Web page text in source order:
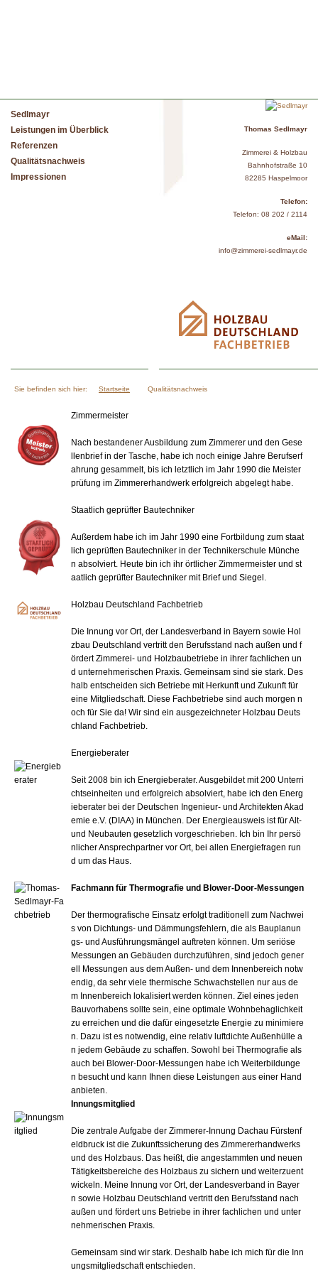
Sedlmayr
Leistungen im Überblick
Referenzen
Qualitätsnachweis
Impressionen
Sie befinden sich hier: Startseite Qualitätsnachweis
Zimmermeister
Nach bestandener Ausbildung zum Zimmerer und den Gese
llenbrief in der Tasche, habe ich noch einige Jahre Berufserf
ahrung gesammelt, bis ich letztlich im Jahr 1990 die Meister
prüfung im Zimmererhandwerk erfolgreich abgelegt habe.
Staatlich geprüfter Bautechniker
Außerdem habe ich im Jahr 1990 eine Fortbildung zum staat
lich geprüften Bautechniker in der Technikerschule Münche
n absolviert. Heute bin ich ihr örtlicher Zimmermeister und st
aatlich geprüfter Bautechniker mit Brief und Siegel.
Holzbau Deutschland Fachbetrieb
Die Innung vor Ort, der Landesverband in Bayern sowie Hol
zbau Deutschland vertritt den Berufsstand nach außen und f
ördert Zimmerei- und Holzbaubetriebe in ihrer fachlichen un
d unternehmerischen Praxis. Gemeinsam sind sie stark. Des
halb entscheiden sich Betriebe mit Herkunft und Zukunft für
eine Mitgliedschaft. Diese Fachbetriebe sind auch morgen n
och für Sie da! Wir sind ein ausgezeichneter Holzbau Deuts
chland Fachbetrieb.
Energieberater
Seit 2008 bin ich Energieberater. Ausgebildet mit 200 Unterri
chtseinheiten und erfolgreich absolviert, habe ich den Energ
ieberater bei der Deutschen Ingenieur- und Architekten Akad
emie e.V. (DIAA) in München. Der Energieausweis ist für Alt-
und Neubauten gesetzlich vorgeschrieben. Ich bin Ihr persö
nlicher Ansprechpartner vor Ort, bei allen Energiefragen run
d um das Haus.
Fachmann für Thermografie und Blower-Door-Messungen
Der thermografische Einsatz erfolgt traditionell zum Nachwei
s von Dichtungs- und Dämmungsfehlern, die als Bauplanun
gs- und Ausführungsmängel auftreten können. Um seriöse
Messungen an Gebäuden durchzuführen, sind jedoch gener
ell Messungen aus dem Außen- und dem Innenbereich notw
endig, da sehr viele thermische Schwachstellen nur aus de
m Innenbereich lokalisiert werden können. Ziel eines jeden
Bauvorhabens sollte sein, eine optimale Wohnbehaglichkeit
zu erreichen und die dafür eingesetzte Energie zu minimiere
n. Dazu ist es notwendig, eine relativ luftdichte Außenhülle a
n jedem Gebäude zu schaffen. Sowohl bei Thermografie als
auch bei Blower-Door-Messungen habe ich Weiterbildunge
n besucht und kann Ihnen diese Leistungen aus einer Hand
anbieten.
Innungsmitglied
Die zentrale Aufgabe der Zimmerer-Innung Dachau Fürstenf
eldbruck ist die Zukunftssicherung des Zimmererhandwerks
und des Holzbaus. Das heißt, die angestammten und neuen
Tätigkeitsbereiche des Holzbaus zu sichern und weiterzuent
wickeln. Meine Innung vor Ort, der Landesverband in Bayer
n sowie Holzbau Deutschland vertritt den Berufsstand nach
außen und fördert uns Betriebe in ihrer fachlichen und unter
nehmerischen Praxis.
Gemeinsam sind wir stark. Deshalb habe ich mich für die Inn
ungsmitgliedschaft entschieden.
Thomas Sedlmayr
Zimmerei & Holzbau
Bahnhofstraße 10
82285 Haspelmoor
Telefon:
Telefon: 08 202 / 2114
eMail:
info@zimmerei-sedlmayr.de